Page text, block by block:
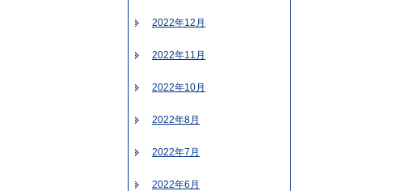
2022年12月
2022年11月
2022年10月
2022年8月
2022年7月
2022年6月